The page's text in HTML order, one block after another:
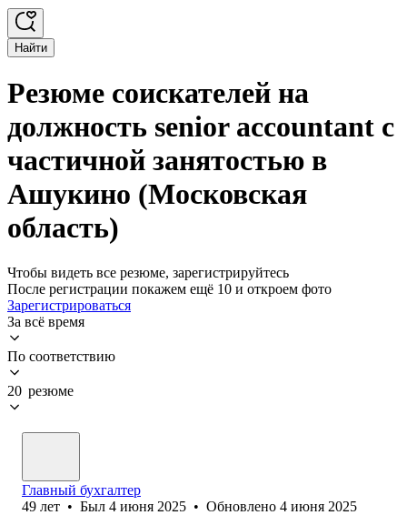
Найти
Резюме соискателей на
должность senior accountant с
частичной занятостью в
Ашукино (Московская
область)
Чтобы видеть все резюме, зарегистрируйтесь
После регистрации покажем ещё 10 и откроем фото
Зарегистрироваться
За всё время
По соответствию
20 резюме
Главный бухгалтер
49 лет • Был 4 июня 2025 • Обновлено 4 июня 2025